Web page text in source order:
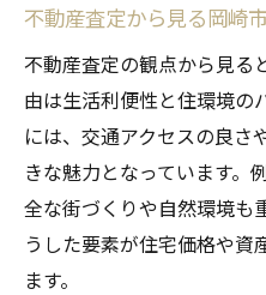
注文住宅で資産価
ント
今注目される岡崎市
不動産査定で読
向
中古物件や新築
析
不動産査定から見る岡崎
不動産査定の観点から見る
由は生活利便性と住環境の
には、交通アクセスの良さ
きな魅力となっています。
全な街づくりや自然環境も
うした要素が住宅価格や資
ます。